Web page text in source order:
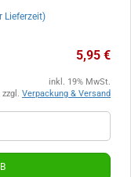
Lieferzeit)
5,95 €
inkl. 19% MwSt.
zzgl. Verpackung & Versand